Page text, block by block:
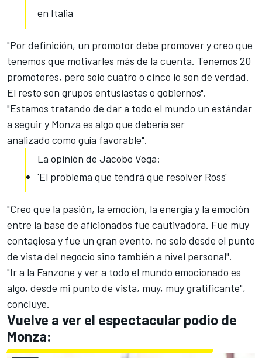
en Italia
"Por definición, un promotor debe promover y creo que
tenemos que motivarles más de la cuenta. Tenemos 20
promotores, pero solo cuatro o cinco lo son de verdad.
El resto son grupos entusiastas o gobiernos".
"Estamos tratando de dar a todo el mundo un estándar
a seguir y Monza es algo que debería ser
analizado como guía favorable".
La opinión de Jacobo Vega:
'El problema que tendrá que resolver Ross'
"Creo que la pasión, la emoción, la energía y la emoción
entre la base de aficionados fue cautivadora. Fue muy
contagiosa y fue un gran evento, no solo desde el punto
de vista del negocio sino también a nivel personal".
"Ir a la Fanzone y ver a todo el mundo emocionado es
algo, desde mi punto de vista, muy, muy gratificante",
concluye.
Vuelve a ver el espectacular podio de
Monza: